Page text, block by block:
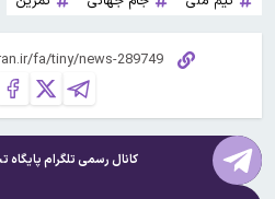
کانال رسمی تلگرام